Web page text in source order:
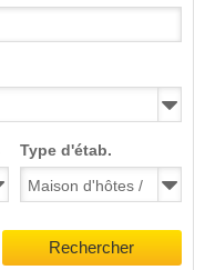
Type d'étab.
Rechercher